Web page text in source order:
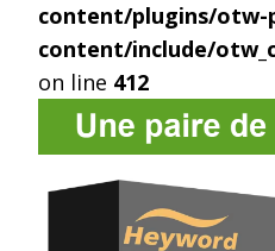
content/plugins/otw-
content/include/
on line 412